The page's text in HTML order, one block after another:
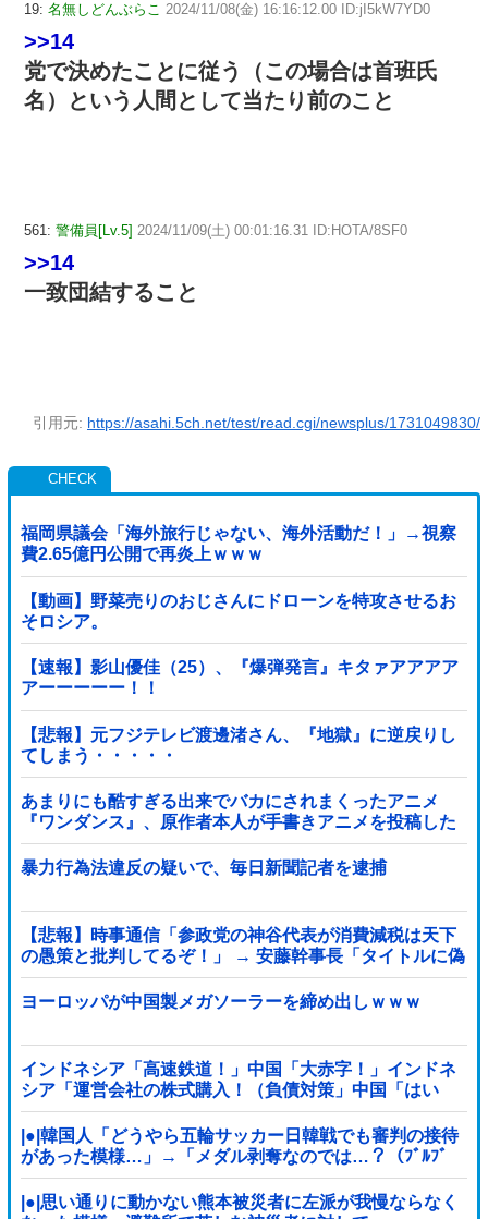
19: 名無しどんぶらこ 2024/11/08(金) 16:16:12.00 ID:jI5kW7YD0
>>14
党で決めたことに従う（この場合は首班氏
名）という人間として当たり前のこと
561: 警備員[Lv.5] 2024/11/09(土) 00:01:16.31 ID:HOTA/8SF0
>>14
一致団結すること
引用元: https://asahi.5ch.net/test/read.cgi/newsplus/1731049830/
福岡県議会「海外旅行じゃない、海外活動だ！」→視察
費2.65億円公開で再炎上ｗｗｗ
【動画】野菜売りのおじさんにドローンを特攻させるお
そロシア。
【速報】影山優佳（25）、『爆弾発言』キタァアアアア
アーーーーー！！
【悲報】元フジテレビ渡邊渚さん、『地獄』に逆戻りし
てしまう・・・・・
あまりにも酷すぎる出来でバカにされまくったアニメ
『ワンダンス』、原作者本人が手書きアニメを投稿した
結果・・・ｗｗｗｗｗｗ他
暴力行為法違反の疑いで、毎日新聞記者を逮捕
【悲報】時事通信「参政党の神谷代表が消費減税は天下
の愚策と批判してるぞ！」 → 安藤幹事長「タイトルに偽
りあり！『参政党は消費税廃止派、減税派』」ｗｗｗｗ
ｗｗｗｗ
ヨーロッパが中国製メガソーラーを締め出しｗｗｗ
インドネシア「高速鉄道！」中国「大赤字！」インドネ
シア「運営会社の株式購入！（負債対策」中国「はい
（巨額負債」インドネシア「700km延伸計画！（実質中
止」→
|●|韓国人「どうやら五輪サッカー日韓戦でも審判の接待
があった模様…」→「メダル剥奪なのでは…？（ﾌﾞﾙﾌﾞ
ﾙ」＝韓国の反応
|●|思い通りに動かない熊本被災者に左派が我慢ならなく